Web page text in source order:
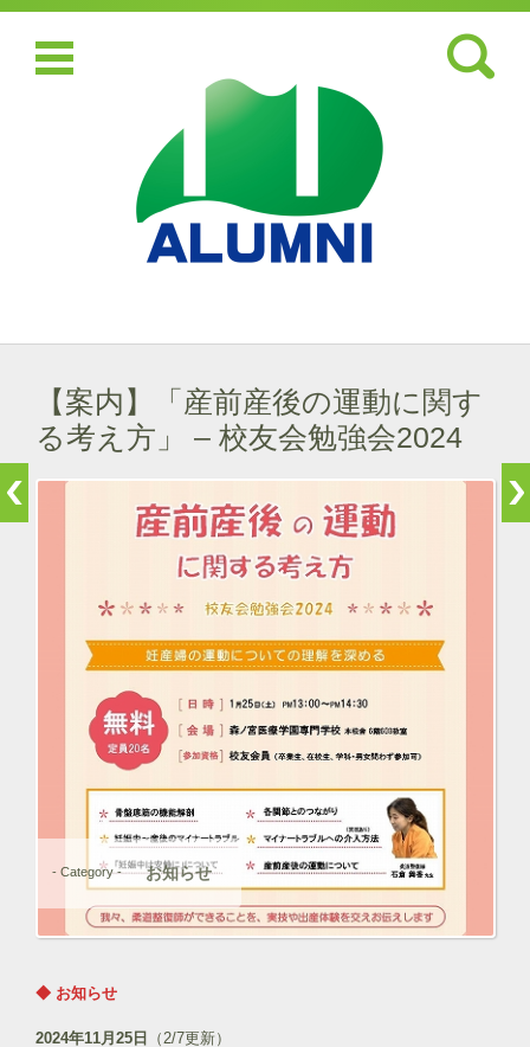
検索:
コンテンツに移動
【案内】「産前産後の運動に関す
る考え方」 – 校友会勉強会2024
- Category - お知らせ
◆ お知らせ
2024年11月25日 （2/7更新）